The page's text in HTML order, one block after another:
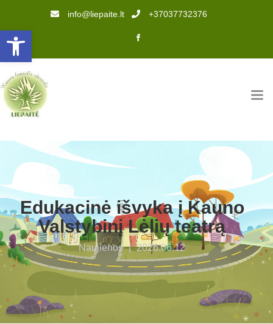
Open toolbar
info@liepaite.lt +37037732376
Edukacinė išvyka į Kauno
Valstybinį Lėlių teatrą
Naujienos | 2026.06.12